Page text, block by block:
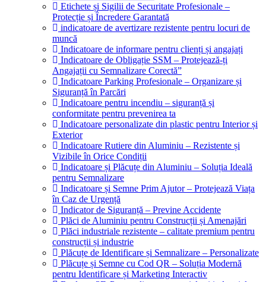
Etichete și Sigilii de Securitate Profesionale –
Protecție și Încredere Garantată
indicatoare de avertizare rezistente pentru locuri de
muncă
Indicatoare de informare pentru clienți și angajați
Indicatoare de Obligație SSM – Protejează-ți
Angajații cu Semnalizare Corectă”
Indicatoare Parking Profesionale – Organizare și
Siguranță în Parcări
Indicatoare pentru incendiu – siguranță și
conformitate pentru prevenirea ta
Indicatoare personalizate din plastic pentru Interior și
Exterior
Indicatoare Rutiere din Aluminiu – Rezistente și
Vizibile în Orice Condiții
Indicatoare și Plăcuțe din Aluminiu – Soluția Ideală
pentru Semnalizare
Indicatoare și Semne Prim Ajutor – Protejează Viața
în Caz de Urgență
Indicator de Siguranță – Previne Accidente
Plăci de Aluminiu pentru Construcții și Amenajări
Plăci industriale rezistente – calitate premium pentru
construcții și industrie
Plăcuțe de Identificare și Semnalizare – Personalizate
Plăcuțe și Semne cu Cod QR – Soluția Modernă
pentru Identificare și Marketing Interactiv